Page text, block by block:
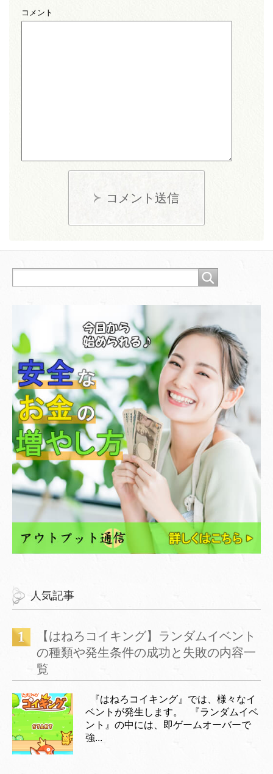
コメント
コメント送信
人気記事
【はねろコイキング】ランダムイベント
の種類や発生条件の成功と失敗の内容一
覧
『はねろコイキング』では、様々なイ
ベントが発生します。 『ランダムイベ
ント』の中には、即ゲームオーバーで
強...